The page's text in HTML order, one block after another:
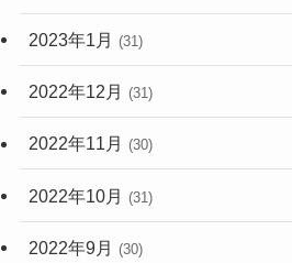
2023年1月 (31)
2022年12月 (31)
2022年11月 (30)
2022年10月 (31)
2022年9月 (30)